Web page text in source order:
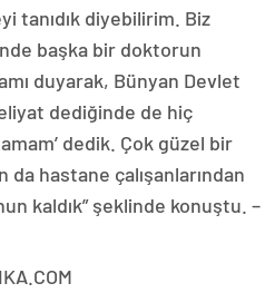
tanıdık diyebilirim. Biz
başka bir doktorun
duyarak, Bünyan Devlet
dediğinde de hiç
dedik. Çok güzel bir
hastane çalışanlarından
kaldık” şeklinde konuştu. –